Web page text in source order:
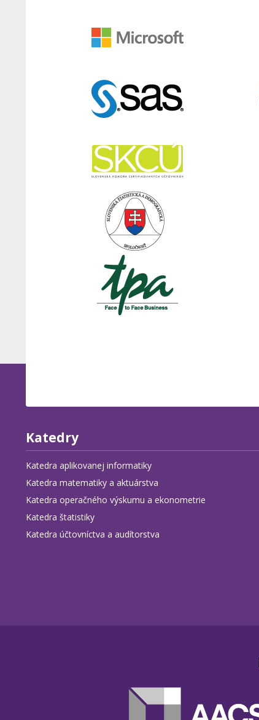
Katedry
Katedra aplikovanej informatiky
Katedra matematiky a aktuárstva
Katedra operačného výskumu a ekonometrie
Katedra štatistiky
Katedra účtovníctva a audítorstva